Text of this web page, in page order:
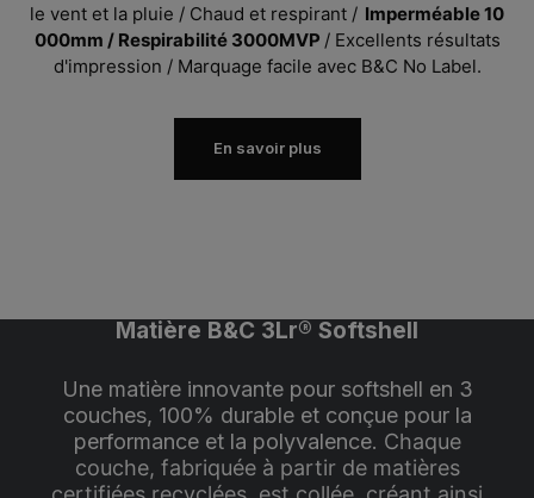
le vent et la pluie / Chaud et respirant / Imperméable 10
000mm / Respirabilité 3000MVP / Excellents résultats
d'impression / Marquage facile avec B&C No Label.
En savoir plus
Matière B&C 3Lr® Softshell
Une matière innovante pour softshell en 3
couches, 100% durable et conçue pour la
performance et la polyvalence. Chaque
couche, fabriquée à partir de matières